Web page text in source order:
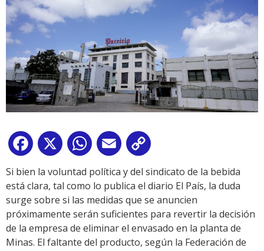
Facebook
X WhatsApp
Email
Link
Si bien la voluntad política y del sindicato de la bebida
está clara, tal como lo publica el diario El País, la duda
surge sobre si las medidas que se anuncien
próximamente serán suficientes para revertir la decisión
de la empresa de eliminar el envasado en la planta de
Minas. El faltante del producto, según la Federación de